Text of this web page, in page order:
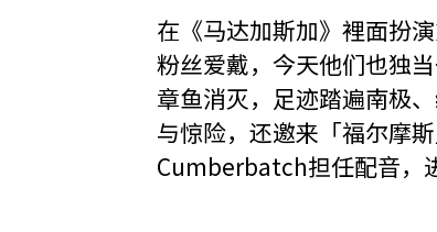
在《马达加斯加》裡面扮
粉丝爱戴，今天他们也独
章鱼消灭，足迹踏遍南极
与惊险，还邀来「福尔摩
Cumberbatch担任配音，